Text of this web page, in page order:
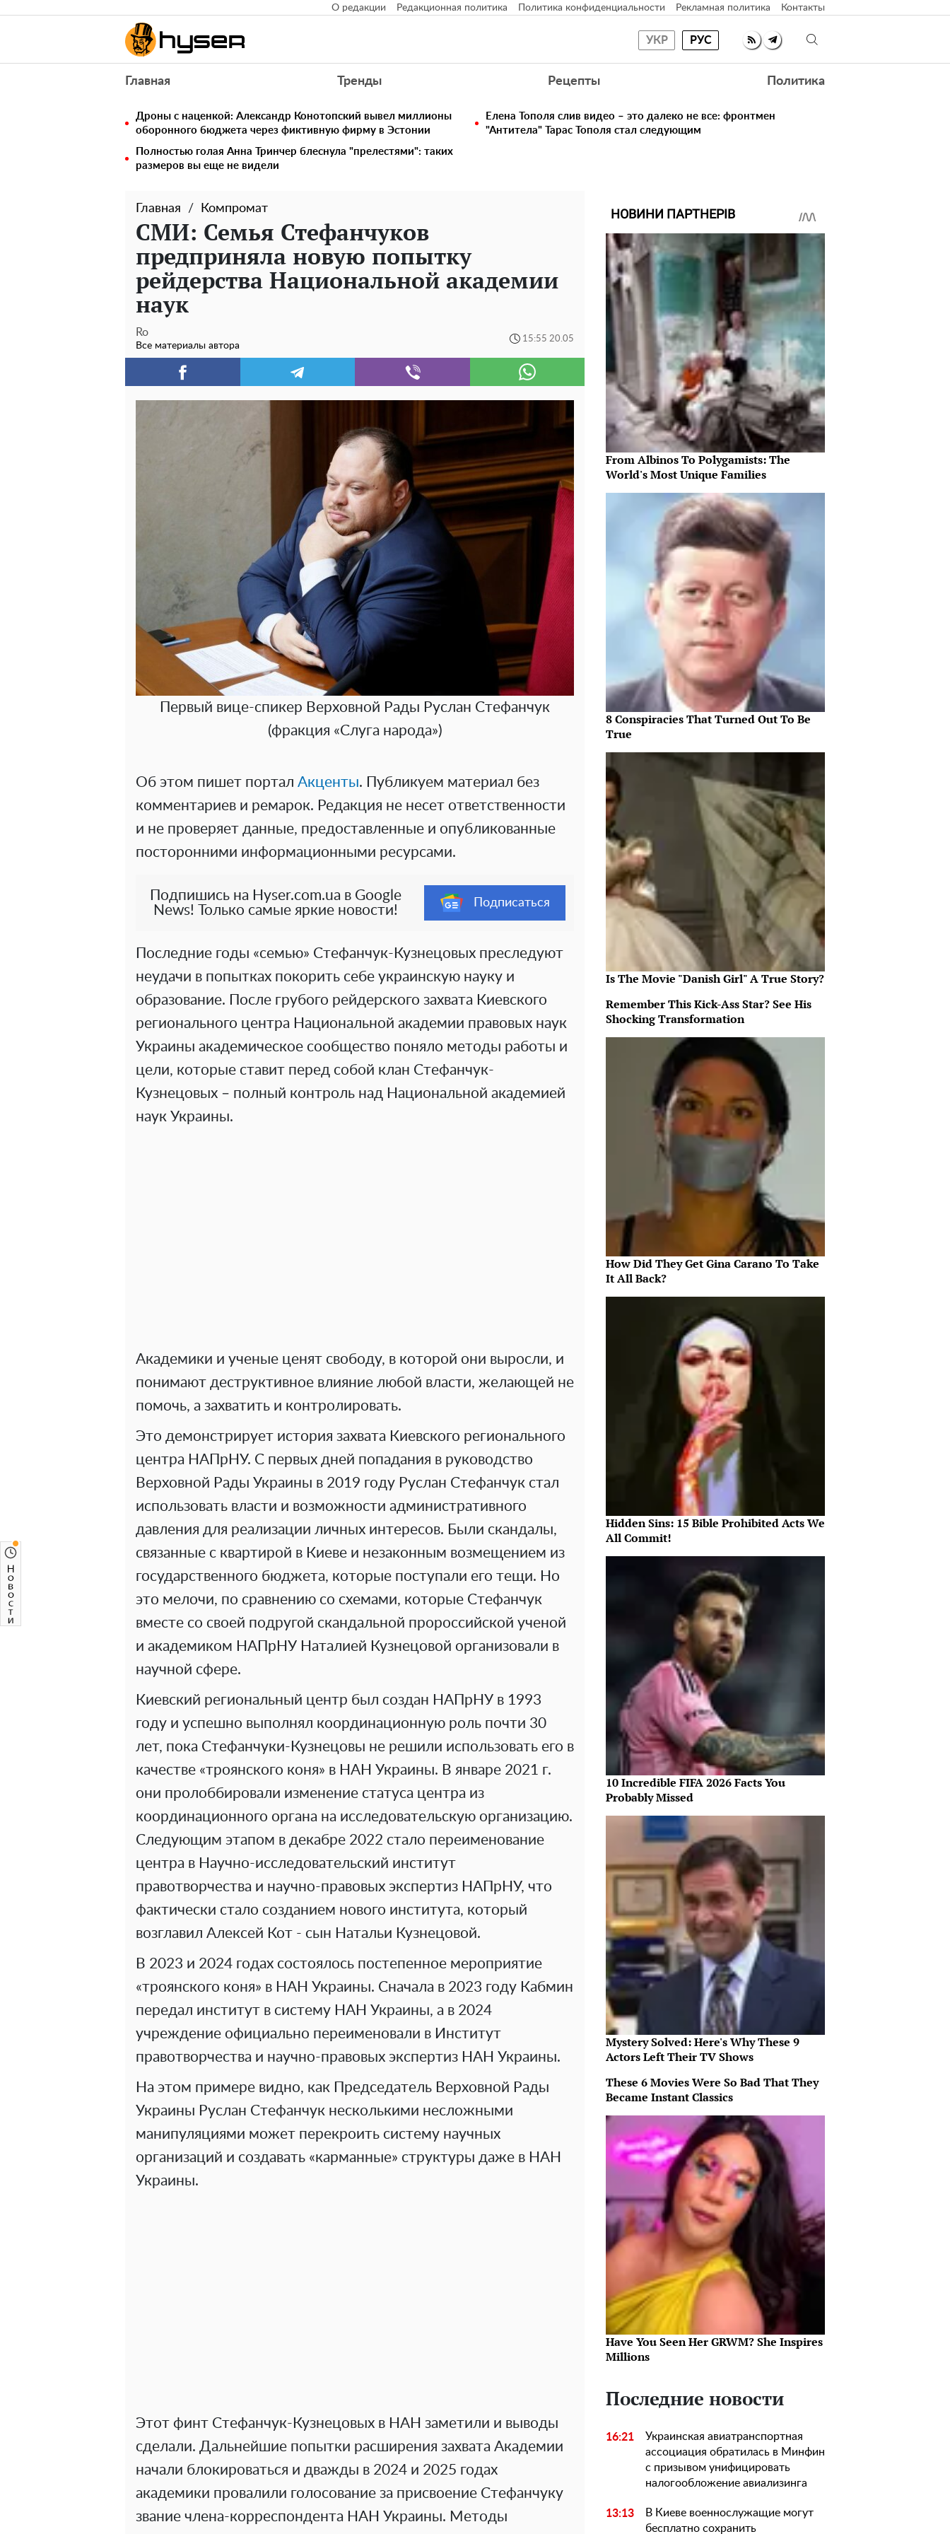
О редакции Редакционная политика Политика конфиденциальности Рекламная политика Контакты
УКР РУС
Главная Тренды Рецепты Политика
Дроны с наценкой: Александр Конотопский вывел миллионы
оборонного бюджета через фиктивную фирму в Эстонии
Елена Тополя слив видео – это далеко не все: фронтмен
"Антитела" Тарас Тополя стал следующим
Полностью голая Анна Тринчер блеснула "прелестями": таких
размеров вы еще не видели
Главная Компромат
СМИ: Семья Стефанчуков
предприняла новую попытку
рейдерства Национальной академии
наук
Ro
Все материалы автора
15:55 20.05
Первый вице-спикер Верховной Рады Руслан Стефанчук
(фракция «Слуга народа»)
Об этом пишет портал Акценты. Публикуем материал без
комментариев и ремарок. Редакция не несет ответственности
и не проверяет данные, предоставленные и опубликованные
посторонними информационными ресурсами.
Подпишись на Hyser.com.ua в Google
News! Только самые яркие новости!
Подписаться
Последние годы «семью» Стефанчук-Кузнецовых преследуют
неудачи в попытках покорить себе украинскую науку и
образование. После грубого рейдерского захвата Киевского
регионального центра Национальной академии правовых наук
Украины академическое сообщество поняло методы работы и
цели, которые ставит перед собой клан Стефанчук-
Кузнецовых – полный контроль над Национальной академией
наук Украины.
Академики и ученые ценят свободу, в которой они выросли, и
понимают деструктивное влияние любой власти, желающей не
помочь, а захватить и контролировать.
Это демонстрирует история захвата Киевского регионального
центра НАПрНУ. С первых дней попадания в руководство
Верховной Рады Украины в 2019 году Руслан Стефанчук стал
использовать власти и возможности административного
давления для реализации личных интересов. Были скандалы,
связанные с квартирой в Киеве и незаконным возмещением из
государственного бюджета, которые поступали его тещи. Но
это мелочи, по сравнению со схемами, которые Стефанчук
вместе со своей подругой скандальной пророссийской ученой
и академиком НАПрНУ Наталией Кузнецовой организовали в
научной сфере.
Киевский региональный центр был создан НАПрНУ в 1993
году и успешно выполнял координационную роль почти 30
лет, пока Стефанчуки-Кузнецовы не решили использовать его в
качестве «троянского коня» в НАН Украины. В январе 2021 г.
они пролоббировали изменение статуса центра из
координационного органа на исследовательскую организацию.
Следующим этапом в декабре 2022 стало переименование
центра в Научно-исследовательский институт
правотворчества и научно-правовых экспертиз НАПрНУ, что
фактически стало созданием нового института, который
возглавил Алексей Кот - сын Натальи Кузнецовой.
В 2023 и 2024 годах состоялось постепенное мероприятие
«троянского коня» в НАН Украины. Сначала в 2023 году Кабмин
передал институт в систему НАН Украины, а в 2024
учреждение официально переименовали в Институт
правотворчества и научно-правовых экспертиз НАН Украины.
На этом примере видно, как Председатель Верховной Рады
Украины Руслан Стефанчук несколькими несложными
манипуляциями может перекроить систему научных
организаций и создавать «карманные» структуры даже в НАН
Украины.
Этот финт Стефанчук-Кузнецовых в НАН заметили и выводы
сделали. Дальнейшие попытки расширения захвата Академии
начали блокироваться и дважды в 2024 и 2025 годах
академики провалили голосование за присвоение Стефанчуку
звание члена-корреспондента НАН Украины. Методы
НОВИНИ ПАРТНЕРІВ
From Albinos To Polygamists: The
World's Most Unique Families
8 Conspiracies That Turned Out To Be
True
Is The Movie "Danish Girl" A True Story?
Remember This Kick-Ass Star? See His
Shocking Transformation
How Did They Get Gina Carano To Take
It All Back?
Hidden Sins: 15 Bible Prohibited Acts We
All Commit!
10 Incredible FIFA 2026 Facts You
Probably Missed
Mystery Solved: Here's Why These 9
Actors Left Their TV Shows
These 6 Movies Were So Bad That They
Became Instant Classics
Have You Seen Her GRWM? She Inspires
Millions
Последние новости
16:21
Украинская авиатранспортная
ассоциация обратилась в Минфин
с призывом унифицировать
налогообложение авиализинга
13:13
В Киеве военнослужащие могут
бесплатно сохранить